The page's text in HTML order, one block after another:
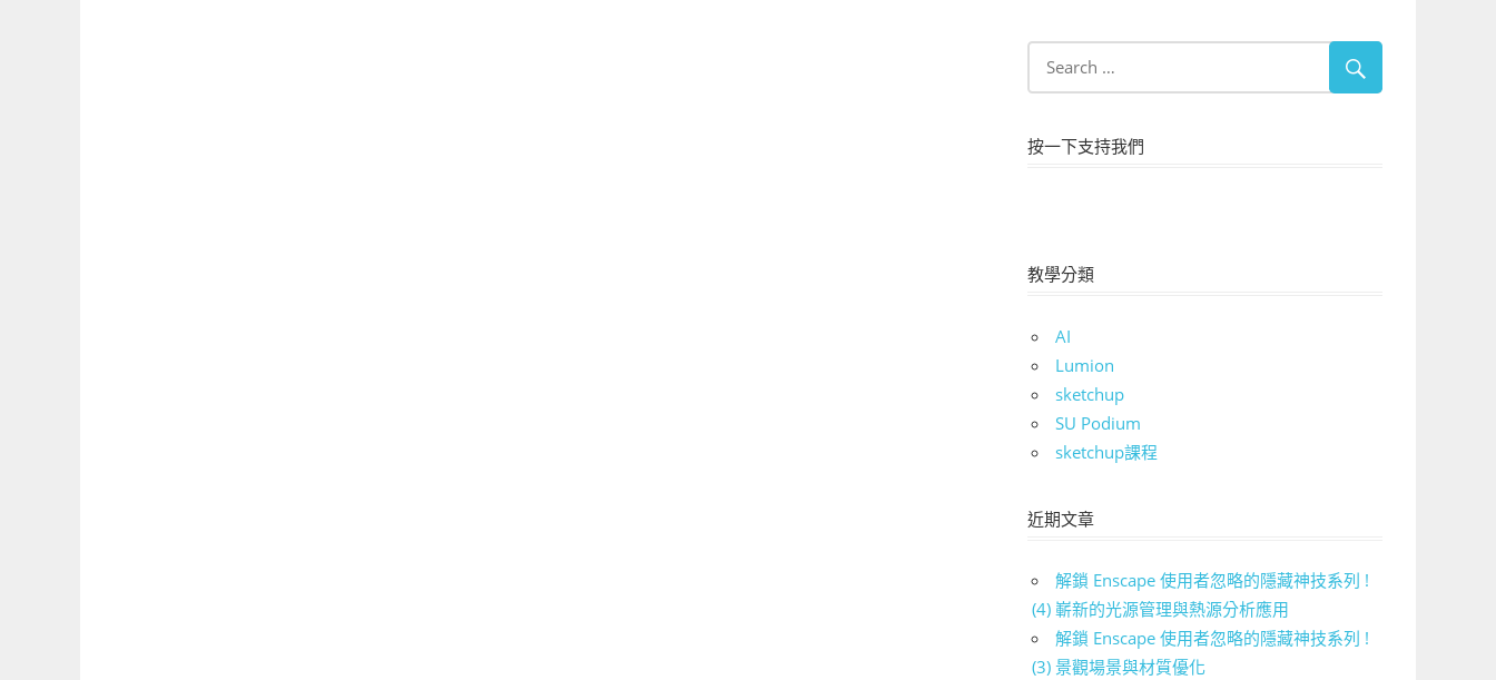
按一下支持我們
教學分類
AI
Lumion
sketchup
SU Podium
sketchup課程
近期文章
解鎖 Enscape 使用者忽略的隱藏神技系列 !
(4) 嶄新的光源管理與熱源分析應用
解鎖 Enscape 使用者忽略的隱藏神技系列 !
(3) 景觀場景與材質優化